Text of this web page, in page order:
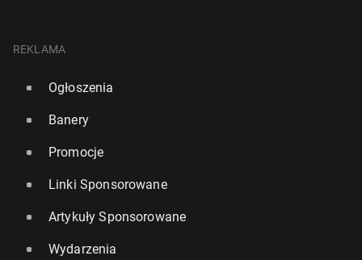
REKLAMA
Ogłoszenia
Banery
Promocje
Linki Sponsorowane
Artykuły Sponsorowane
Wydarzenia